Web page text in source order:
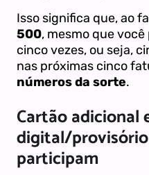
Isso significa que, ao
500, mesmo que
cinco vezes, ou seja,
nas próximas cinco
números da sorte.
Cartão adicional
digital/
participam